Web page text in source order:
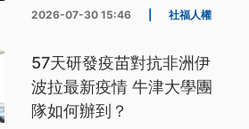
2026-07-30 15:46 社福人權
57天研發疫苗對抗非洲伊
波拉最新疫情 牛津大學團
隊如何辦到？